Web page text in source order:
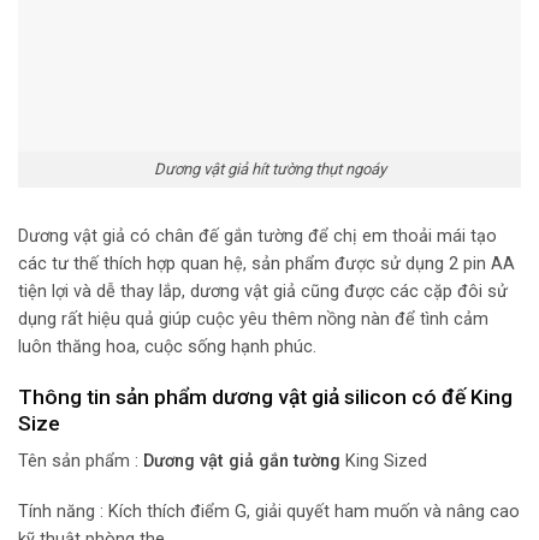
Dương vật giả hít tường thụt ngoáy
Dương vật giả có chân đế gắn tường để chị em thoải mái tạo
các tư thế thích hợp quan hệ, sản phẩm được sử dụng 2 pin AA
tiện lợi và dễ thay lắp, dương vật giả cũng được các cặp đôi sử
dụng rất hiệu quả giúp cuộc yêu thêm nồng nàn để tình cảm
luôn thăng hoa, cuộc sống hạnh phúc.
Thông tin sản phẩm dương vật giả silicon có đế King
Size
Tên sản phẩm : Dương vật giả gắn tường King Sized
Tính năng : Kích thích điểm G, giải quyết ham muốn và nâng cao